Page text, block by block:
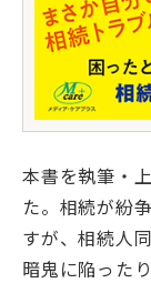
本書を執筆・
た。相続が紛
すが、相続人
暗鬼に陥った